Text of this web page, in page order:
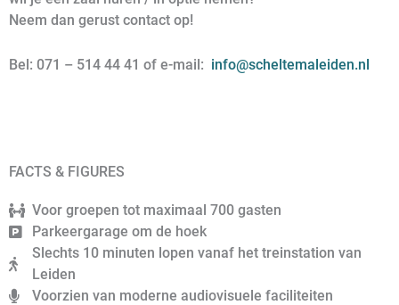
Neem dan gerust contact op!
Bel: 071 – 514 44 41 of e-mail: info@scheltemaleiden.nl
FACTS & FIGURES
Voor groepen tot maximaal 700 gasten
Parkeergarage om de hoek
Slechts 10 minuten lopen vanaf het treinstation van
Leiden
Voorzien van moderne audiovisuele faciliteiten